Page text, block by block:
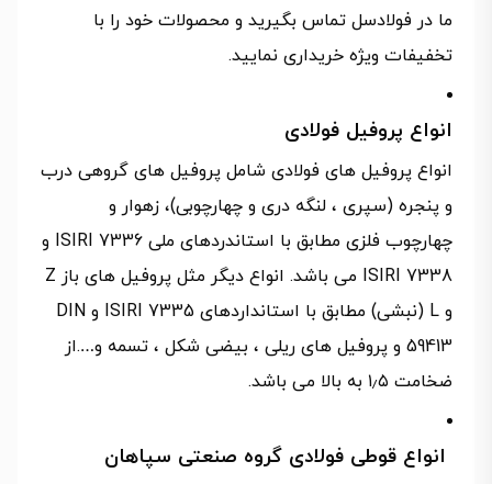
ما در فولادسل تماس بگیرید و محصولات خود را با
تخفیفات ویژه خریداری نمایید.
انواع پروفیل فولادی
انواع پروفیل های فولادی شامل پروفیل های گروهی درب
و پنجره (سپری ، لنگه دری و چهارچوبی)، زهوار و
چهارچوب فلزی مطابق با استاندردهای ملی ISIRI 7336 و
ISIRI 7338 می باشد. انواع دیگر مثل پروفیل های باز Z
و L (نبشی) مطابق با استانداردهای ISIRI 7335 و DIN
59413 و پروفیل های ریلی ، بیضی شکل ، تسمه و….از
ضخامت ۱٫۵ به بالا می باشد.
انواع قوطی فولادی گروه صنعتی سپاهان